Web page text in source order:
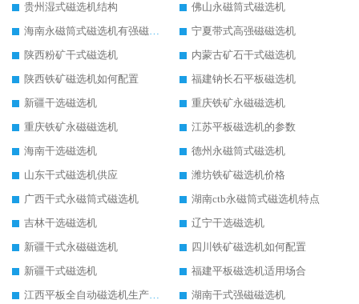
贵州湿式磁选机结构
佛山永磁筒式磁选机
海南永磁筒式磁选机有强磁的吗
宁夏带式高强磁磁选机
陕西粉矿干式磁选机
内蒙古矿石干式磁选机
陕西铁矿磁选机如何配置
福建钠长石平板磁选机
新疆干选磁选机
重庆铁矿永磁磁选机
重庆铁矿永磁磁选机
江苏平板磁选机的参数
海南干选磁选机
德州永磁筒式磁选机
山东干式磁选机供应
潍坊铁矿磁选机价格
广西干式永磁筒式磁选机
湖南ctb永磁筒式磁选机特点
吉林干选磁选机
辽宁干选磁选机
新疆干式永磁磁选机
四川铁矿磁选机如何配置
新疆干式磁选机
福建平板磁选机适用场合
江西平板全自动磁选机生产厂家
湖南干式强磁磁选机